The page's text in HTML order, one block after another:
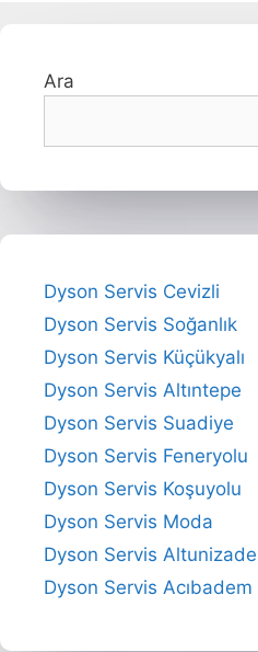
Ara
Dyson Servis Cevizli
Dyson Servis Soğanlık
Dyson Servis Küçükyalı
Dyson Servis Altıntepe
Dyson Servis Suadiye
Dyson Servis Feneryolu
Dyson Servis Koşuyolu
Dyson Servis Moda
Dyson Servis Altunizade
Dyson Servis Acıbadem